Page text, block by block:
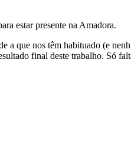
estar presente na Amadora.
que nos têm habituado (e
final deste trabalho. Só